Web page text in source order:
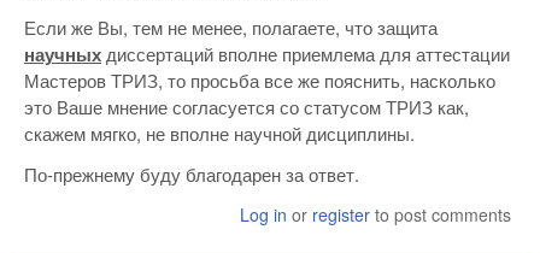
Если же Вы, тем не менее, полагаете, что защита
научных диссертаций вполне приемлема для аттестации
Мастеров ТРИЗ, то просьба все же пояснить, насколько
это Ваше мнение согласуется со статусом ТРИЗ как,
скажем мягко, не вполне научной дисциплины.
По-прежнему буду благодарен за ответ.
Log in or register to post comments